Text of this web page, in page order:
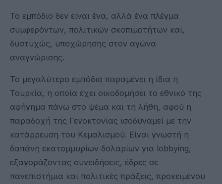
Το εμπόδιο δεν είναι ένα, αλλά ένα πλέγμα
συμφερόντων, πολιτικών σκοπιμοτήτων και,
δυστυχώς, υποχώρησης στον αγώνα
αναγνώρισης.
Το μεγαλύτερο εμπόδιο παραμένει η ίδια η
Τουρκία, η οποία έχει οικοδομήσει το εθνικό της
αφήγημα πάνω στο ψέμα και τη λήθη, αφού η
παραδοχή της Γενοκτονίας ισοδυναμεί με την
κατάρρευση του Κεμαλισμού. Είναι γνωστή η
δαπάνη εκατομμυρίων δολαρίων για lobbying,
εξαγοράζοντας συνειδήσεις, έδρες σε
πανεπιστήμια και πολιτικές πράξεις, προκειμένου